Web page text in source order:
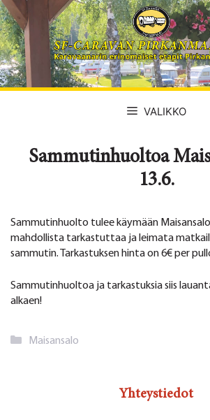
Siirry
sisältöön
VALIKKO
Sammutinhuoltoa
13.6.
Sammutinhuolto tulee käymään
mahdollista tarkastuttaa ja leimata
sammutin. Tarkastuksen hinta on 6€ per
Sammutinhuoltoa ja tarkastuksia siis
alkaen!
Kategoriat
Maisansalo
Yhteystiedot